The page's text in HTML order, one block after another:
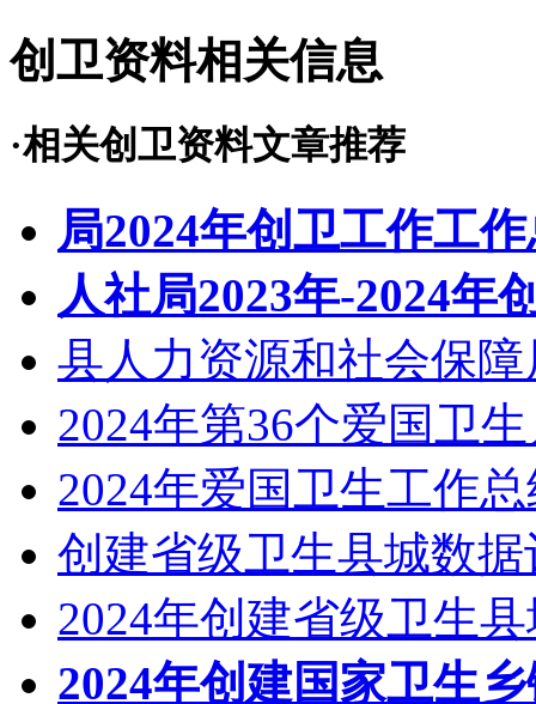
创卫资料相关信息
·相关创卫资料文章推荐
局2024年创卫工作工
人社局2023年-2024年
县人力资源和社会保
2024年第36个爱国卫
2024年爱国卫生工作
创建省级卫生县城数
2024年创建省级卫生
2024年创建国家卫生